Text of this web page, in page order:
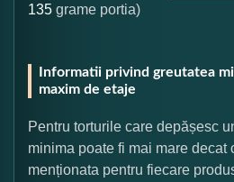
135 grame portia)
Informatii privind greutatea
maxim de etaje
Pentru torturile care depășesc
minima poate fi mai mare decat
menționata pentru fiecare